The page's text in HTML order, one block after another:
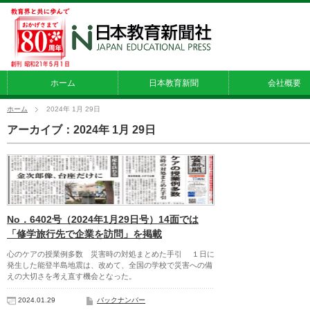
ホーム 日本教育新聞 会社概要
ホーム 2024年 1月 29日
アーカイブ：2024年 1月 29日
No．6402号（2024年1月29日号）14面では
「修学旅行先で企業を訪問」を掲載
心のケアの授業例多数 災害時の対処まとめた手引 １日に
発生した能登半島地震は、改めて、全国の学校で災害への備
えの大切さを考え直す機会となった。
2024.01.29 バックナンバー